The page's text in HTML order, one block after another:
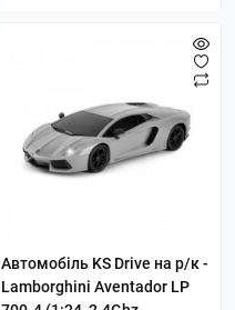
Автомобіль KS Drive на р/к -
Lamborghini Aventador LP